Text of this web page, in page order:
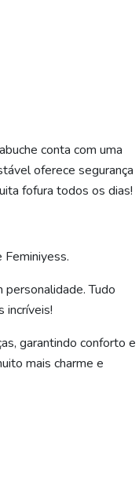
conta com uma
oferece segurança
fofura todos os dias!
Tudo
incríveis!
garantindo conforto e
mais charme e